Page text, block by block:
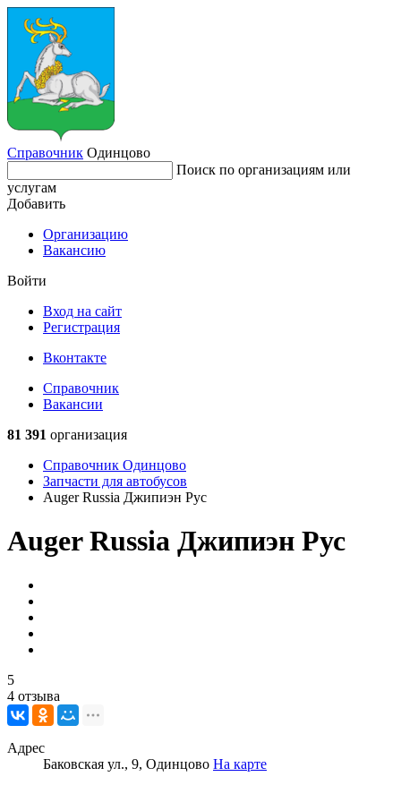
Справочник Одинцово
Поиск по организациям или
услугам
Добавить
Организацию
Вакансию
Войти
Вход на сайт
Регистрация
Вконтакте
Справочник
Вакансии
81 391 организация
Справочник Одинцово
Запчасти для автобусов
Auger Russia Джипиэн Рус
Auger Russia Джипиэн Рус
5
4 отзыва
Адрес
Баковская ул., 9, Одинцово На карте